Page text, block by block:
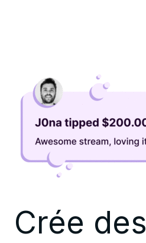
Crée des